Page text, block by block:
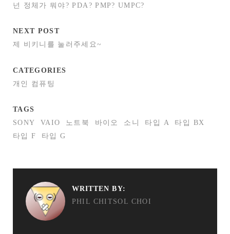
넌 정체가 뭐야? PDA? PMP? UMPC?
NEXT POST
제 비키니를 눌러주세요~
CATEGORIES
개인 컴퓨팅
TAGS
SONY
VAIO 노트북 바이오 소니 타입 A
타입 BX
타입 F
타입 G
WRITTEN BY:
PHIL CHITSOL CHOI